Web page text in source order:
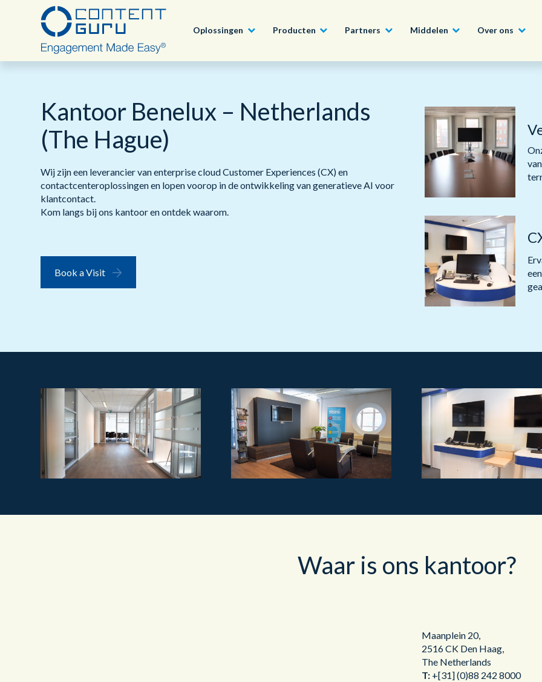
Oplossingen
Sectoren
Uitdagingen
Oplossingen
Bouw, Constructie en Vastgoed
Overheid
Producten
brain ®AI
storm®
Producten
Conversational AI Self-Service
Intelligente Automatisering
Partners
Het Content Guru Partner Program is een
partnerondersteuningsecosysteem van
wereldklasse, dat partners alles biedt wat ze
nodig hebben om leads te genereren en de
Lees Meer
Sluit u aan bij het
Programma en
ons uitgebreide
Lees Meer
Middelen
Awards
Blogs
Succesverhalen
Nieuws
Video’s en webinars
Over ons
Maak deel uit van iets GROOTS Wereldwijd team, wereldwijde visie
Deutsch English - UK
English - USA
Kantoor Benelux – Netherlands
(The Hague)
Wij zijn een leverancier van enterprise cloud Customer Experiences (CX) en
contactcenteroplossingen en lopen voorop in de ontwikkeling van generatieve AI voor
klantcontact.
Kom langs bij ons kantoor en ontdek waarom.
Book a Visit
Waar is ons kantoor?
Maanplein 20,
2516 CK Den Haag,
The Netherlands
T: +[31] (0)88 242 8000